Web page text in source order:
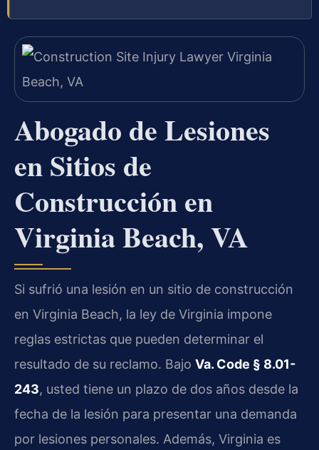
Abogado de Lesiones
en Sitios de
Construcción en
Virginia Beach, VA
Si sufrió una lesión en un sitio de construcción
en Virginia Beach, la ley de Virginia impone
reglas estrictas que pueden determinar el
resultado de su reclamo. Bajo Va. Code § 8.01-
243, usted tiene un plazo de dos años desde la
fecha de la lesión para presentar una demanda
por lesiones personales. Además, Virginia es